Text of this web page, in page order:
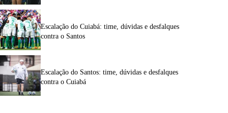
Escalação do Cuiabá: time, dúvidas e desfalques
contra o Santos
Escalação do Santos: time, dúvidas e desfalques
contra o Cuiabá